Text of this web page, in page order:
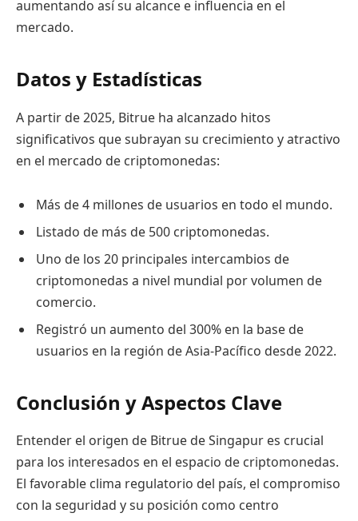
aumentando así su alcance e influencia en el
mercado.
Datos y Estadísticas
A partir de 2025, Bitrue ha alcanzado hitos
significativos que subrayan su crecimiento y atractivo
en el mercado de criptomonedas:
Más de 4 millones de usuarios en todo el mundo.
Listado de más de 500 criptomonedas.
Uno de los 20 principales intercambios de
criptomonedas a nivel mundial por volumen de
comercio.
Registró un aumento del 300% en la base de
usuarios en la región de Asia-Pacífico desde 2022.
Conclusión y Aspectos Clave
Entender el origen de Bitrue de Singapur es crucial
para los interesados en el espacio de criptomonedas.
El favorable clima regulatorio del país, el compromiso
con la seguridad y su posición como centro